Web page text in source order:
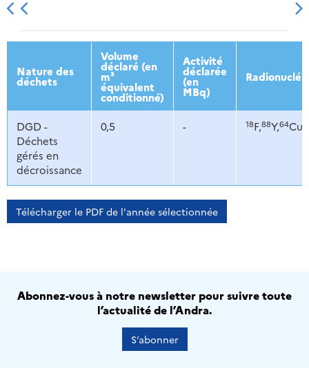
2013 2014 2015 2016
Nature des
déchets
Volume
déclaré (en
m³
équivalent
conditionné)
Activité
déclarée
(en
MBq)
DGD -
Déchets
gérés en
décroissance
0,5 - 18F,88Y,64Cu,
Télécharger le PDF de l'année sélectionnée
Abonnez-vous à notre newsletter pour suivre toute
l’actualité de l’Andra.
S’abonner